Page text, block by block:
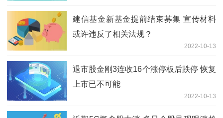
建信基金新基金提前结束募集 宣传材料
或许违反了相关法规？
2022-10-13
退市股金刚3连收16个涨停板后跌停 恢复
上市已不可能
2022-10-13